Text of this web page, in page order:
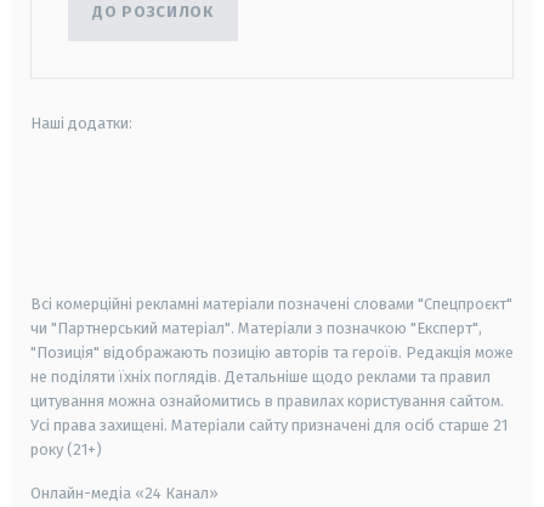
ДО РОЗСИЛОК
Наші додатки:
Всі комерційні рекламні матеріали позначені словами "Спецпроєкт"
чи "Партнерський матеріал". Матеріали з позначкою "Експерт",
"Позиція" відображають позицію авторів та героїв. Редакція може
не поділяти їхніх поглядів. Детальніше щодо реклами та правил
цитування можна ознайомитись в правилах користування сайтом.
Усі права захищені. Матеріали сайту призначені для осіб старше 21
року (21+)
Онлайн-медіа «24 Канал»